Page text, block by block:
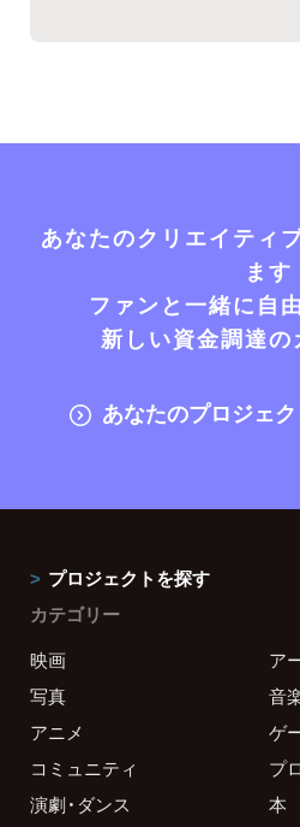
あなたのクリエイティ
ます
ファンと一緒に自
新しい資金調達の
あなたのプロジェ
プロジェクトを探す
カテゴリー
映画
ア
写真
音
アニメ
ゲ
コミュニティ
プ
演劇・ダンス
本